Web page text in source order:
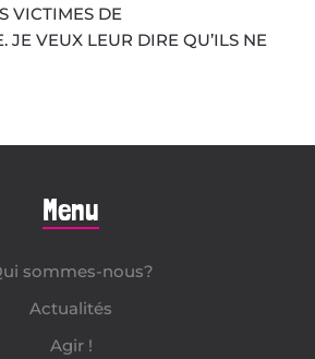
VICTIMES DE
JE VEUX LEUR DIRE QU’ILS NE
Menu
sommes-nous?
Actualités
Agir !